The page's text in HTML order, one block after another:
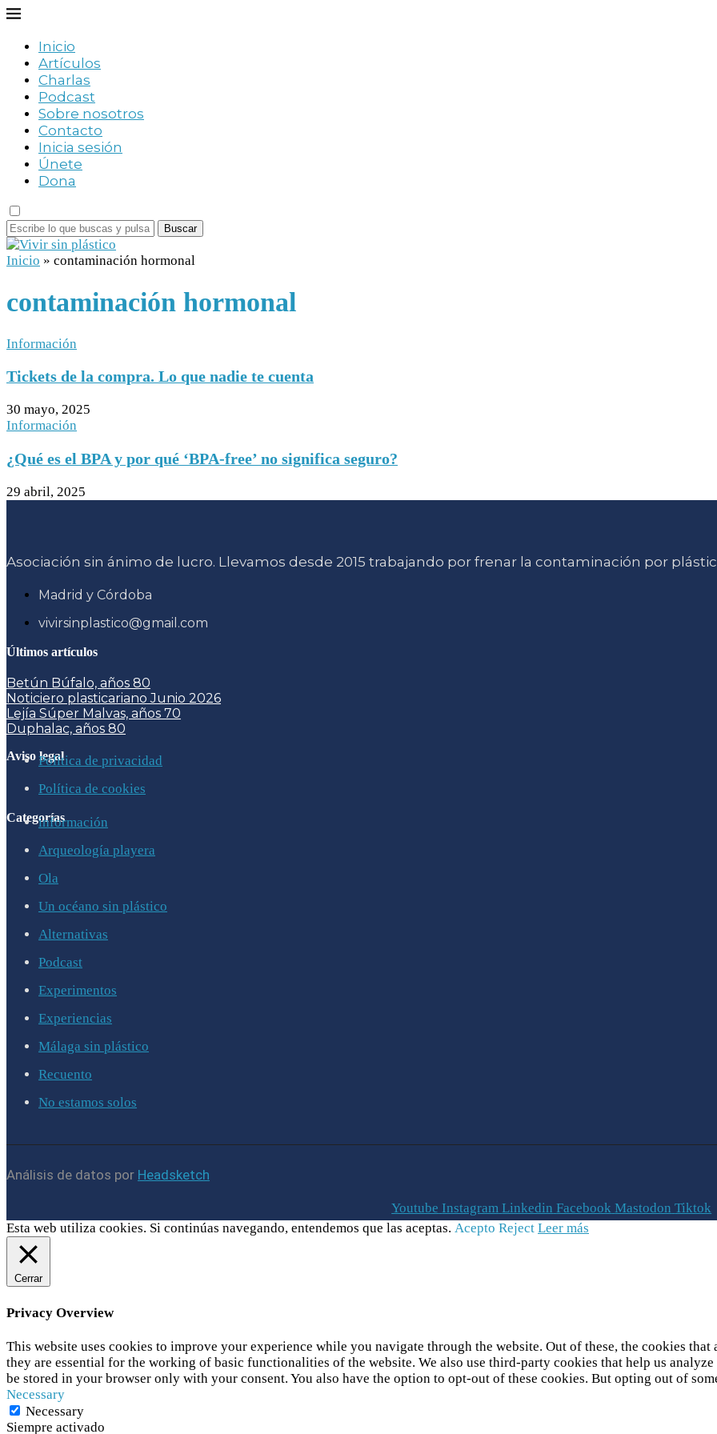
Inicio
Artículos
Charlas
Podcast
Sobre nosotros
Contacto
Inicia sesión
Únete
Dona
Buscar
Inicio » contaminación hormonal
contaminación hormonal
Información
Tickets de la compra. Lo que nadie te cuenta
30 mayo, 2025
Información
¿Qué es el BPA y por qué ‘BPA-free’ no significa seguro?
29 abril, 2025
Asociación sin ánimo de lucro. Llevamos desde 2015 trabajando por frenar la contaminación por
Madrid y Córdoba
vivirsinplastico@gmail.com
Últimos artículos
Betún Búfalo, años 80
Noticiero plasticariano Junio 2026
Lejía Súper Malvas, años 70
Duphalac, años 80
Aviso legalPolítica de privacidad
Política de cookies
Categoríasinformación
Arqueología playera
Ola
Un océano sin plástico
Alternativas
Podcast
Experimentos
Experiencias
Málaga sin plástico
Recuento
No estamos solos
Análisis de datos por Headsketch
Youtube Instagram Linkedin Facebook Mastodon Tiktok
Esta web utiliza cookies. Si continúas navegando, entendemos que las aceptas. Acepto Reject Leer más
Cerrar
Privacy Overview
This website uses cookies to improve your experience while you navigate through the website. Out of these, the cookies that
they are essential for the working of basic functionalities of the website. We also use third-party cookies that help us
be stored in your browser only with your consent. You also have the option to opt-out of these cookies. But opting out of
Necessary
Necessary
Siempre activado